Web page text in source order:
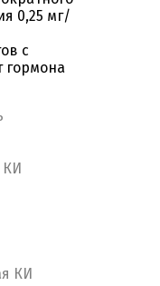
0,25 мг/
с
гормона
КИ